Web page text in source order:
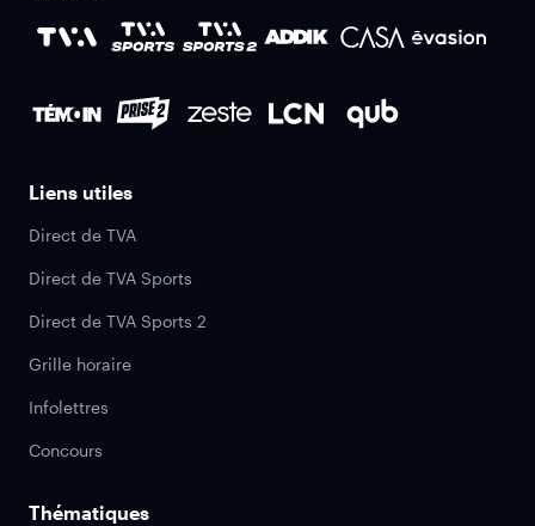
Liens utiles
Direct de TVA
Direct de TVA Sports
Direct de TVA Sports 2
Grille horaire
Infolettres
Concours
Thématiques